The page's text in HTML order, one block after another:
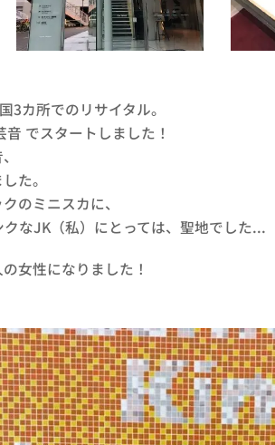
3カ所でのリサイタル。
でスタートしました！
た。
のミニスカに、
なJK（私）にとっては、聖地でした...😆
女性になりました！